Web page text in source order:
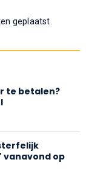
geplaatst.
te betalen?
vanavond op